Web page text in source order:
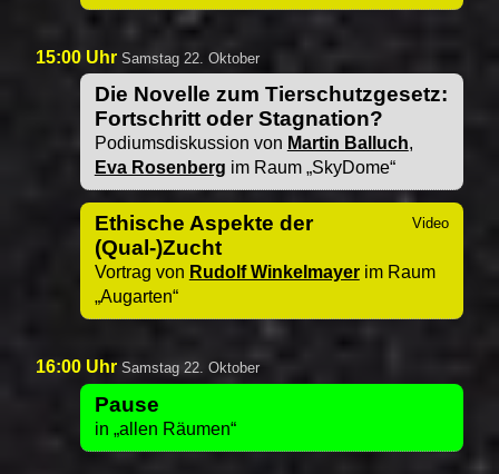
15:00 Uhr Samstag 22. Oktober
Die Novelle zum Tierschutzgesetz:
Fortschritt oder Stagnation?
Podiumsdiskussion von Martin Balluch,
Eva Rosenberg im Raum SkyDome
Ethische Aspekte der
(Qual-)Zucht
Vortrag von Rudolf Winkelmayerim Raum
Augarten
16:00 Uhr Samstag 22. Oktober
Pause
in allen Räumen